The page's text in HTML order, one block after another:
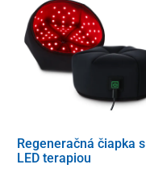
Regeneračná čiapka s
LED terapiou